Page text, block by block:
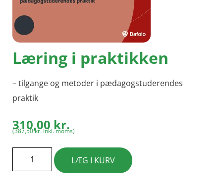
Læring i praktikken
– tilgange og metoder i pædagogstuderendes
praktik
310,00kr.
(387,50kr.inkl. moms)
LÆG I KURV